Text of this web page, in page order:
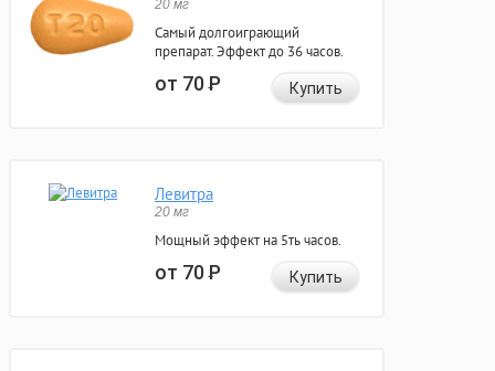
20 мг
Самый долгоиграющий
препарат. Эффект до 36 часов.
от 70Р Купить
Левитра
20 мг
Мощный эффект на 5ть часов.
от 70Р Купить